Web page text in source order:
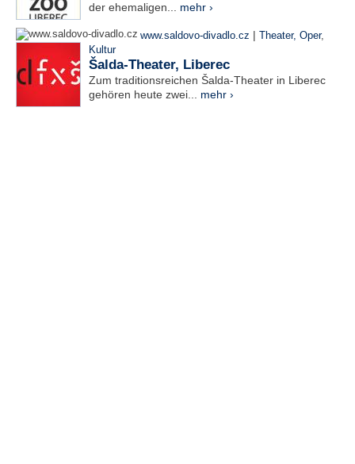
der ehemaligen... mehr ›
www.saldovo-divadlo.cz | Theater, Oper,
Kultur
Šalda-Theater, Liberec
Zum traditionsreichen Šalda-Theater in Liberec
gehören heute zwei... mehr ›